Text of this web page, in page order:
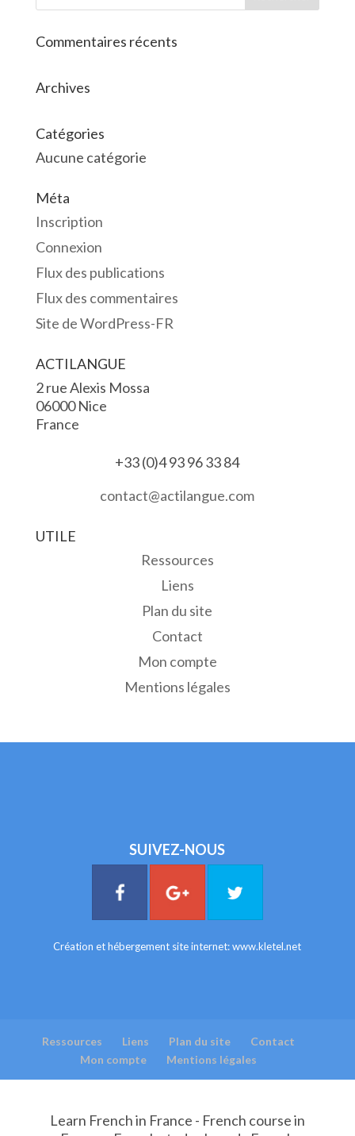
Commentaires récents
Archives
Catégories
Aucune catégorie
Méta
Inscription
Connexion
Flux des publications
Flux des commentaires
Site de WordPress-FR
ACTILANGUE
2 rue Alexis Mossa
06000 Nice
France
+33 (0)4 93 96 33 84
contact@actilangue.com
UTILE
Ressources
Liens
Plan du site
Contact
Mon compte
Mentions légales
SUIVEZ-NOUS
Création et hébergement site internet:www.kletel.net
Ressources Liens Plan du site
Contact
Mon compte
Mentions légales
Learn French in France - French course in